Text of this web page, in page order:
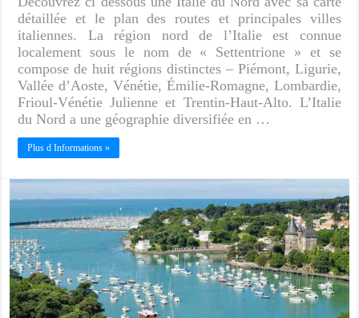
détaillée et le plan des routes et principales villes
italiennes. La région nord de l’Italie est connue
localement sous le nom de « Settentrione » et se
compose de huit régions distinctes – Piémont, Ligurie,
Vallée d’Aoste, Vénétie, Émilie-Romagne, Lombardie,
Frioul-Vénétie Julienne et Trentin-Haut-Alto. L’Italie
du Nord a une géographie diversifiée en …
Plus d Informations »